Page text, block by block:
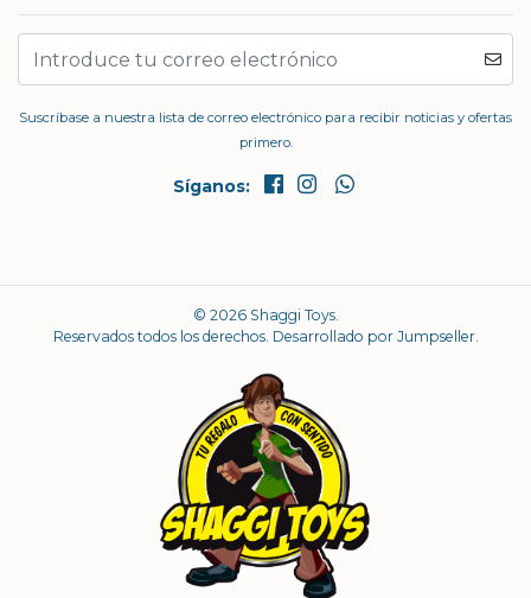
Suscríbase a nuestra lista de correo electrónico para recibir noticias y ofertas
primero.
Síganos:
© 2026 Shaggi Toys.
Reservados todos los derechos. Desarrollado por Jumpseller.